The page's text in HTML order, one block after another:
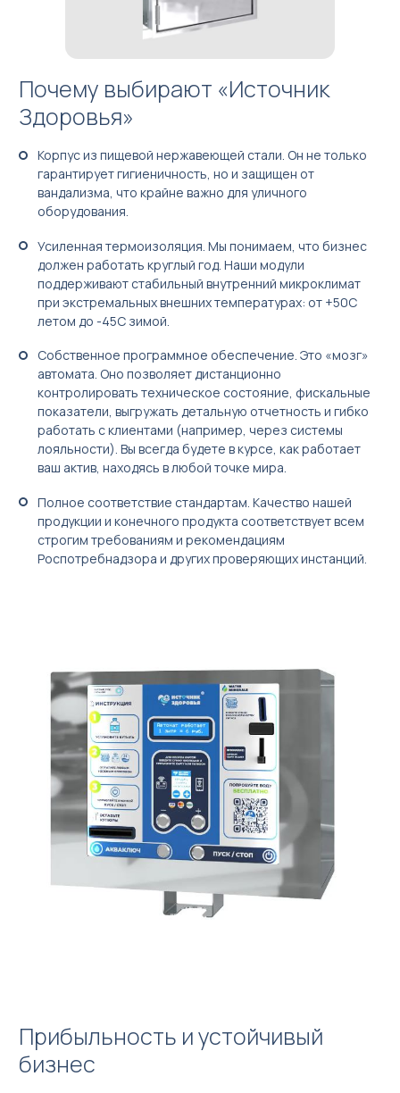
Почему выбирают «Источник
Здоровья»
Корпус из пищевой нержавеющей стали. Он не только
гарантирует гигиеничность, но и защищен от
вандализма, что крайне важно для уличного
оборудования.
Усиленная термоизоляция. Мы понимаем, что бизнес
должен работать круглый год. Наши модули
поддерживают стабильный внутренний микроклимат
при экстремальных внешних температурах: от +50C
летом до -45C зимой.
Собственное программное обеспечение. Это «мозг»
автомата. Оно позволяет дистанционно
контролировать техническое состояние, фискальные
показатели, выгружать детальную отчетность и гибко
работать с клиентами (например, через системы
лояльности). Вы всегда будете в курсе, как работает
ваш актив, находясь в любой точке мира.
Полное соответствие стандартам. Качество нашей
продукции и конечного продукта соответствует всем
строгим требованиям и рекомендациям
Роспотребнадзора и других проверяющих инстанций.
Прибыльность и устойчивый
бизнес